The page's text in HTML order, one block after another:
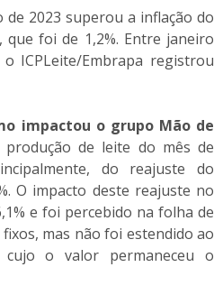
2023 superou a inflação do
que foi de 1,2%. Entre janeiro
ICPLeite/Embrapa registrou
impactou o grupo Mão de
de leite do mês de
do reajuste do
O impacto deste reajuste no
e foi percebido na folha de
mas não foi estendido ao
cujo o valor permaneceu o